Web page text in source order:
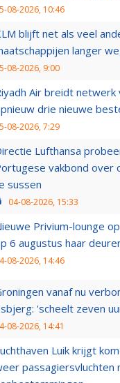
08-2026, 10:46
blijft net als veel
langer
08-2026, 9:00
Air breidt netwerk
drie nieuwe
08-2026, 7:29
Lufthansa
vakbond over
sussen
04-08-2026, 15:33
Privium-lounge
6 augustus haar
08-2026, 14:46
vanaf nu
'scheelt zeven
08-2026, 14:41
Luik krijgt
passagiersvluchten